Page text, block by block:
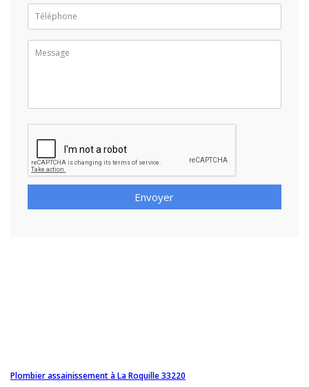
Envoyer
Plombier assainissement à La Roquille 33220